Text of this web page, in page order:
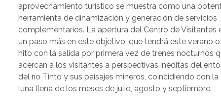
aprovechamiento turístico se muestra como una
herramienta de dinamización y generación de servicios
complementarios. La apertura del Centro de Visitantes
un paso más en este objetivo, que tendrá este verano
hito con la salida por primera vez de trenes nocturnos
acercan a los visitantes a perspectivas inéditas del
del río Tinto y sus paisajes mineros, coincidiendo con la
luna llena de los meses de julio, agosto y septiembre.